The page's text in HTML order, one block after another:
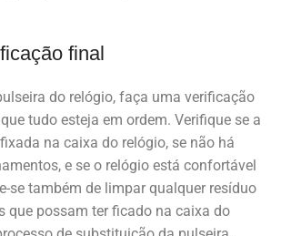
final
do relógio, faça uma verificação
tudo esteja em ordem. Verifique se a
na caixa do relógio, se não há
e se o relógio está confortável
se também de limpar qualquer resíduo
que possam ter ficado na caixa do